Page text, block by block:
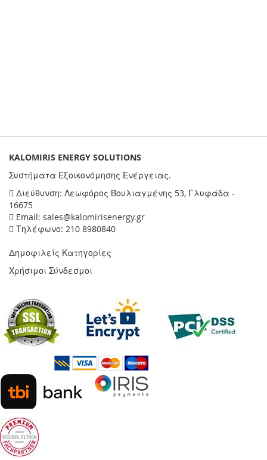
KALOMIRIS ENERGY SOLUTIONS
Συστήματα Εξοικονόμησης Ενέργειας.
Διεύθυνση: Λεωφόρος Βουλιαγμένης 53, Γλυφάδα -
16675
Email: sales@kalomirisenergy.gr
Τηλέφωνο: 210 8980840
Δημοφιλείς Κατηγορίες
Χρήσιμοι Σύνδεσμοι